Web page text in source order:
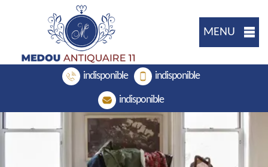
MENU
indisponible indisponible
indisponible